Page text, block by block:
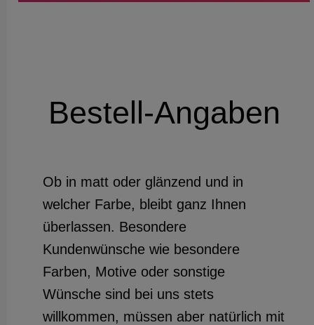
Bestell-Angaben
Ob in matt oder glänzend und in
welcher Farbe, bleibt ganz Ihnen
überlassen. Besondere
Kundenwünsche wie besondere
Farben, Motive oder sonstige
Wünsche sind bei uns stets
willkommen, müssen aber natürlich mit